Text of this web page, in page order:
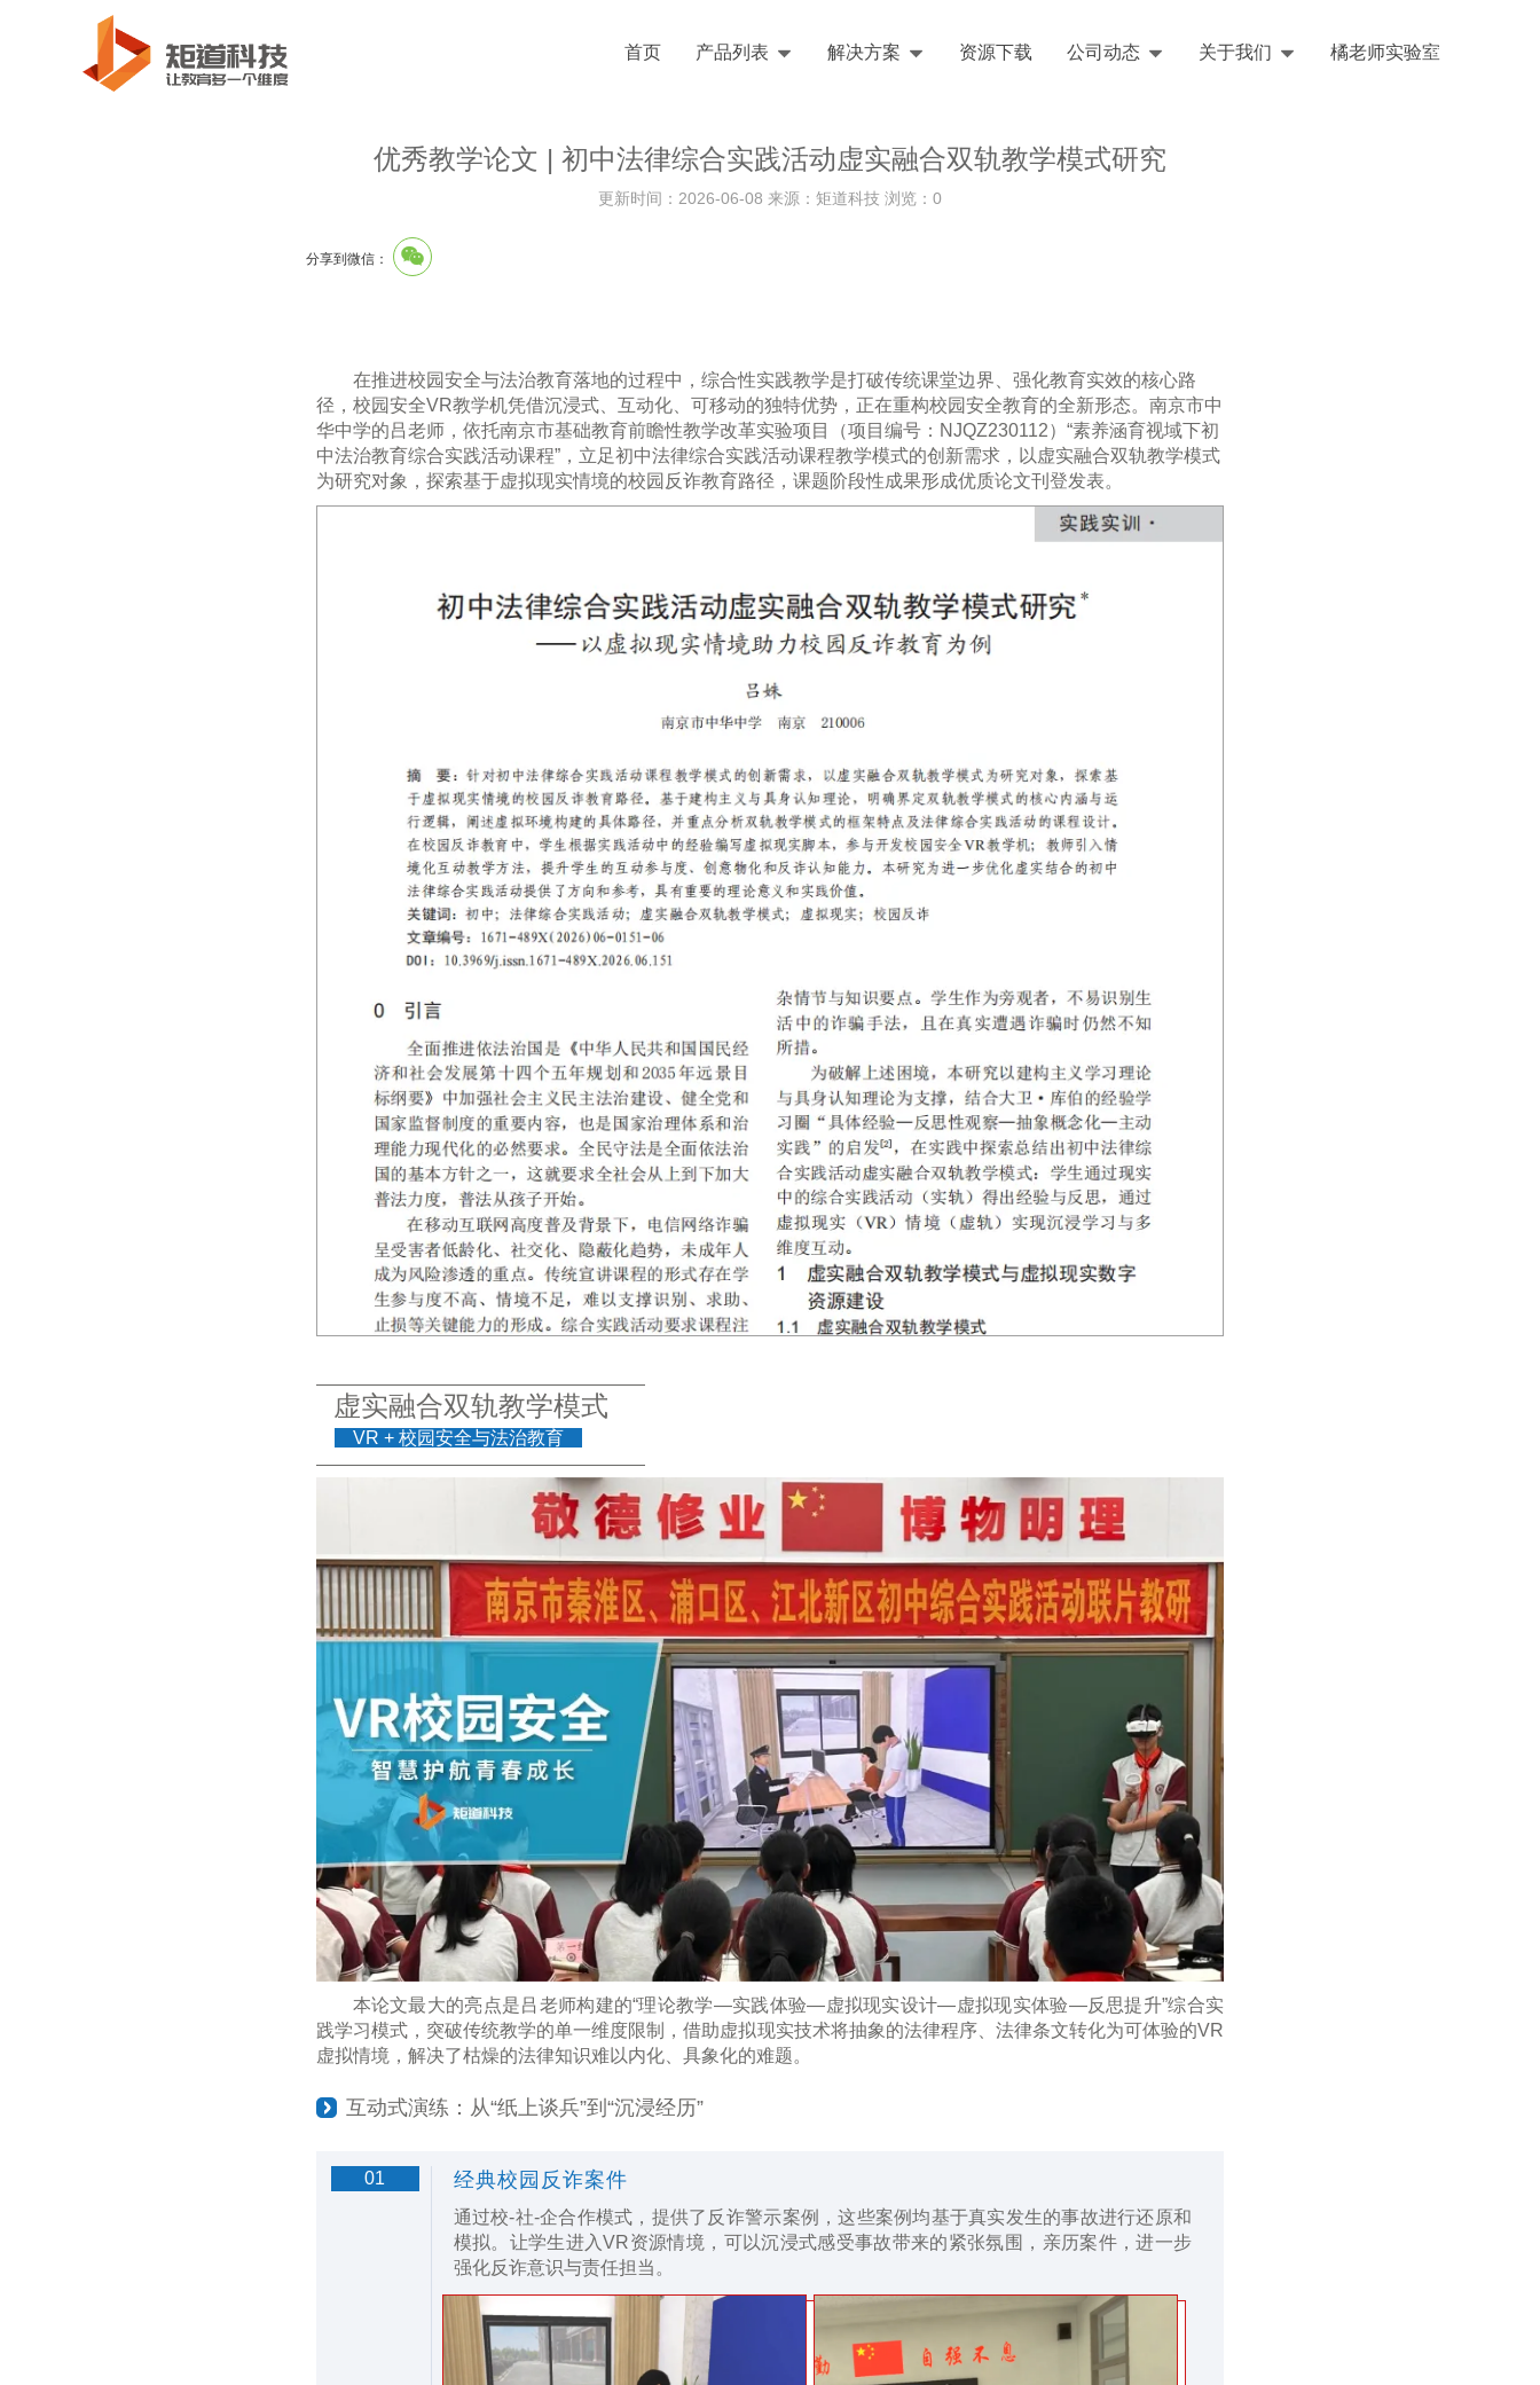
首页 产品列表 解决方案 资源下载 公司动态 关于我们 橘老师实验室English
优秀教学论文 | 初中法律综合实践活动虚实融合双轨教学模式研究
更新时间：2026-06-08 来源：矩道科技 浏览： 0
分享到微信：
在推进校园安全与法治教育落地的过程中，综合性实践教学是打破传统课堂边界、强化教育实效的核心路
径 ， 校园安全VR教学机凭借沉浸式、互动化、可移动的独特优势，正在重构校园安全教育的全新形态。南京市中
华中学的吕老师，依托南京市基础教育前瞻性教学改革实验项目
（项目编号：NJQZ230112） “素养涵育视域下初
中法治教育综合实践活动课程”，立足初中法律综合实践活动课程教学模式的创新需求，以虚实融合双轨教学模式
为研究对象，探索基于虚拟现实情境的校园反诈教育路径，课题阶段性成果形成优质论文刊登发表。
虚实融合双轨教学模式
VR + 校园安全与法治教育
本论文最大的亮点是吕老师构建的“理论教学—实践体验—虚拟现实设计—虚拟现实体验—反思提升”综合实
践学习模式，突破传统教学的单一维度限制，借助虚拟现实技术将抽象的法律程序、法律条文转化为可体验的VR
虚拟情境，解决了枯燥的法律知识难以内化、具象化的难题。
互动式演练：从“纸上谈兵”到“沉浸经历”
01 经典校园反诈案件
通过校-社-企合作模式，提供了反诈警示案例，这些案例均基于真实发生的事故进行还原和
模拟。让学生进入VR资源情境，可以沉浸式感受事故带来的紧张氛围，亲历案件，进一步
强化反诈意识与责任担当。